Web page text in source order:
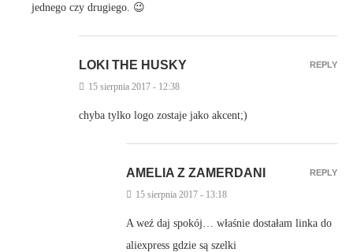
jednego czy drugiego. 😉
LOKI THE HUSKY
15 sierpnia 2017 - 12:38
chyba tylko logo zostaje jako akcent;)
REPLY
AMELIA Z ZAMERDANI
15 sierpnia 2017 - 13:18
A weź daj spokój… właśnie dostałam linka do
aliexpress gdzie są szelki
REPLY